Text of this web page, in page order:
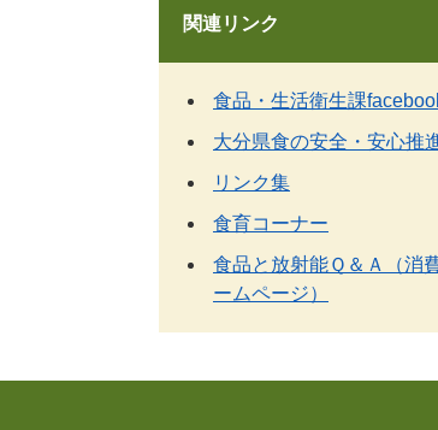
関連リンク
食品・生活衛生課
大分県食の安全・安心推
リンク集
食育コーナー
食品と放射能Ｑ＆Ａ（消
ームページ）